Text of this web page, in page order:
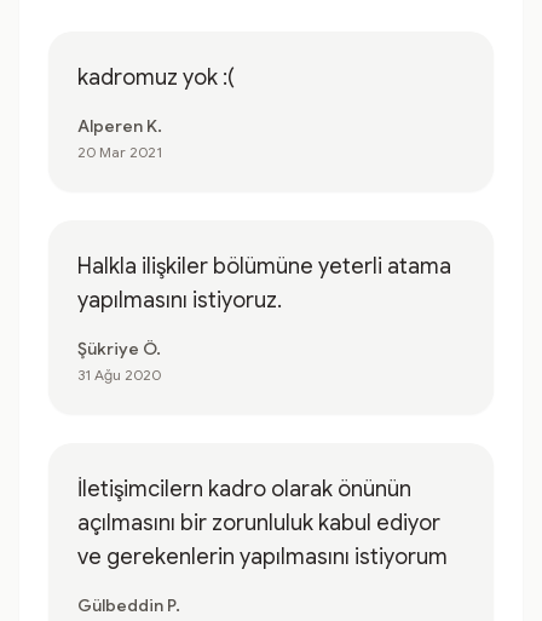
kadromuz yok :(
Alperen K.
20 Mar 2021
Halkla ilişkiler bölümüne yeterli atama
yapılmasını istiyoruz.
Şükriye Ö.
31 Ağu 2020
İletişimcilern kadro olarak önünün
açılmasını bir zorunluluk kabul ediyor
ve gerekenlerin yapılmasını istiyorum
Gülbeddin P.